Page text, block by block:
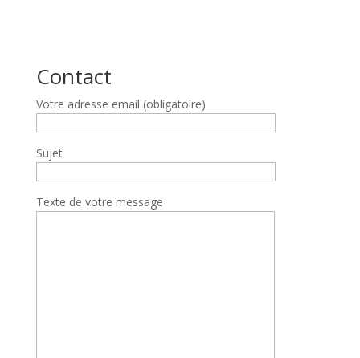
Contact
Votre adresse email (obligatoire)
Sujet
Texte de votre message